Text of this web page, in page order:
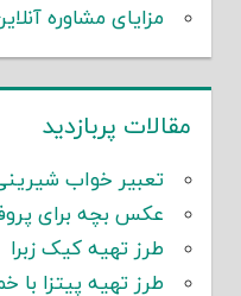
مزایای مشاوره
مقالات پربازدید
تعبیر خواب
عکس بچه برای
طرز تهیه کیک زبرا
طرز تهیه پیتزا با